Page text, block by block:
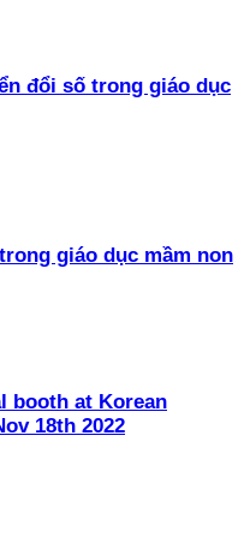
đổi số trong giáo dục
giáo dục mầm non
booth at Korean
18th 2022